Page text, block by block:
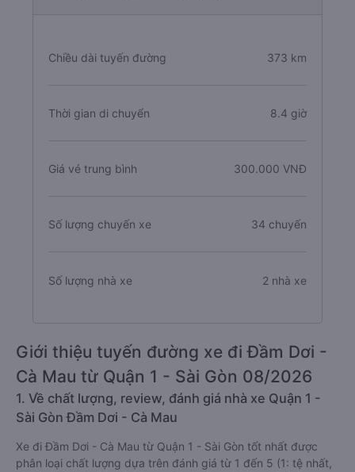
Chiều dài tuyến đường 373 km
Thời gian di chuyển 8.4 giờ
Giá vé trung bình 300.000 VNĐ
Số lượng chuyến xe 34 chuyến
Số lượng nhà xe 2 nhà xe
Giới thiệu tuyến đường xe đi Đầm Dơi -
Cà Mau từ Quận 1 - Sài Gòn 08/2026
1. Về chất lượng, review, đánh giá nhà xe Quận 1 -
Sài Gòn Đầm Dơi - Cà Mau
Xe đi Đầm Dơi - Cà Mau từ Quận 1 - Sài Gòn tốt nhất được
phân loại chất lượng dựa trên đánh giá từ 1 đến 5 (1: tệ nhất,